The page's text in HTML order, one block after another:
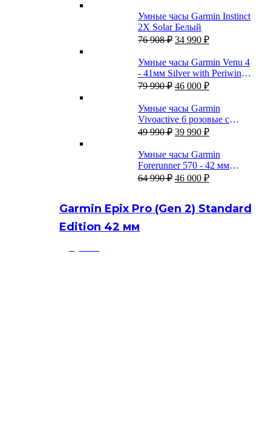
Умные часы Garmin Instinct
2X Solar Белый
76 908₽ Первоначальная
составляла
76
908 ₽.
34 990 ₽Текущая
34
990 ₽.
Умные часы Garmin Venu 4
- 41мм Silver with Periwinkle
Silicone Band
79 990₽ Первоначальная
составляла
79
990 ₽.
46 000 ₽Текущая
46
000 ₽.
Умные часы Garmin
Vivoactive 6 розовые с
розовым ремешком
49 990₽ Первоначальная
составляла
49
990 ₽.
39 990 ₽Текущая
39
990 ₽.
Умные часы Garmin
Forerunner 570 - 42 мм
Малиновый алюминий с
64 990₽ Первоначальная
64
46 000 ₽Текущая
000 ₽.
Garmin Epix Pro (Gen 2) Standard
Edition 42 мм